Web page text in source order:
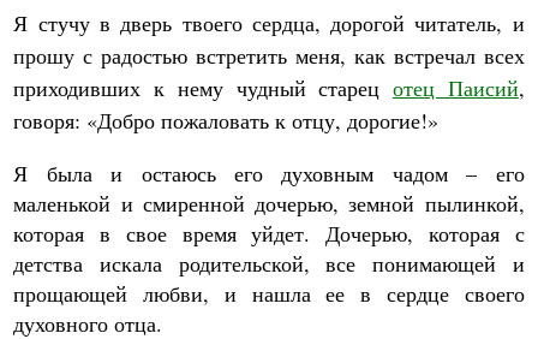
Я стучу в дверь твоего сердца, дорогой читатель, и
прошу с радостью встретить меня, как встречал всех
приходивших к нему чудный старецотец Паисий,
говоря: «Добро пожаловать к отцу, дорогие!»
Я была и остаюсь его духовным чадом – его
маленькой и смиренной дочерью, земной пылинкой,
которая в свое время уйдет. Дочерью, которая с
детства искала родительской, все понимающей и
прощающей любви, и нашла ее в сердце своего
духовного отца.